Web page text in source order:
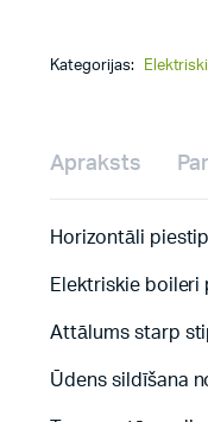
Kategorijas:
Apraksts
Horizontāli
Elektriskie boileri
Attālums starp
Ūdens sildīšana